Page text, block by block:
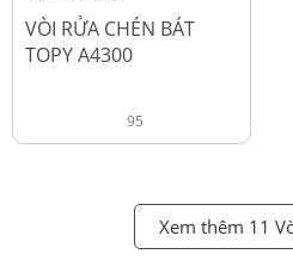
2.450.000
VÒI RỬA CHÉN BÁT
TOPY A4300
95
Xem thêm 11